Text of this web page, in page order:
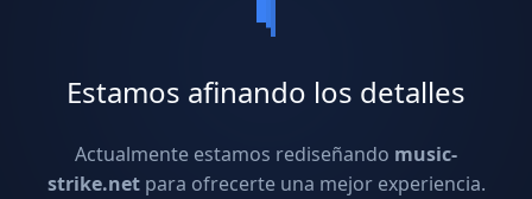
Estamos afinando los detalles
Actualmente estamos rediseñando music-
strike.netpara ofrecerte una mejor experiencia.